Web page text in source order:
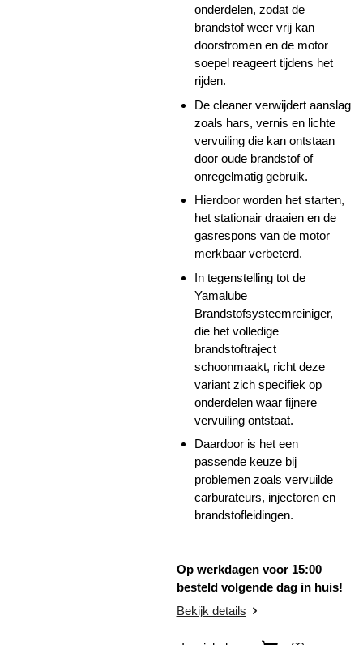
onderdelen, zodat de
brandstof weer vrij kan
doorstromen en de motor
soepel reageert tijdens het
rijden.
De cleaner verwijdert aanslag
zoals hars, vernis en lichte
vervuiling die kan ontstaan
door oude brandstof of
onregelmatig gebruik.
Hierdoor worden het starten,
het stationair draaien en de
gasrespons van de motor
merkbaar verbeterd.
In tegenstelling tot de
Yamalube
Brandstofsysteemreiniger,
die het volledige
brandstoftraject
schoonmaakt, richt deze
variant zich specifiek op
onderdelen waar fijnere
vervuiling ontstaat.
Daardoor is het een
passende keuze bij
problemen zoals vervuilde
carburateurs, injectoren en
brandstofleidingen.
Op werkdagen voor 15:00
besteld volgende dag in huis!
Bekijk details